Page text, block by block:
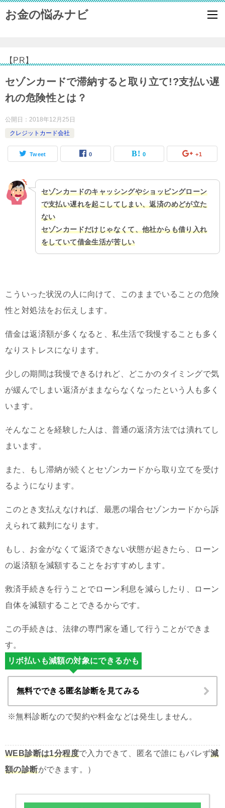
お金の悩みナビ
【PR】
セゾンカードで滞納すると取り立て!?支払い遅
れの危険性とは？
公開日： 2018年12月25日
クレジットカード会社
Tweet 0 0 +1
セゾンカードのキャッシングやショッピングローン
で支払い遅れを起こしてしまい、返済のめどが立た
ない
セゾンカードだけじゃなくて、他社からも借り入れ
をしていて借金生活が苦しい
こういった状況の人に向けて、このままでいることの危険
性と対処法をお伝えします。
借金は返済額が多くなると、私生活で我慢することも多く
なりストレスになります。
少しの期間は我慢できるけれど、どこかのタイミングで気
が緩んでしまい返済がままならなくなったという人も多く
います。
そんなことを経験した人は、普通の返済方法では潰れてし
まいます。
また、もし滞納が続くとセゾンカードから取り立てを受け
るようになります。
このとき支払えなければ、最悪の場合セゾンカードから訴
えられて裁判になります。
もし、お金がなくて返済できない状態が起きたら、ローン
の返済額を減額することをおすすめします。
救済手続きを行うことでローン利息を減らしたり、ローン
自体を減額することできるからです。
この手続きは、法律の専門家を通して行うことができま
す。
リボ払いも減額の対象にできるかも
無料でできる匿名診断を見てみる
※無料診断なので契約や料金などは発生しません。
WEB診断は1分程度で入力できて、匿名で誰にもバレず減
額の診断ができます。）